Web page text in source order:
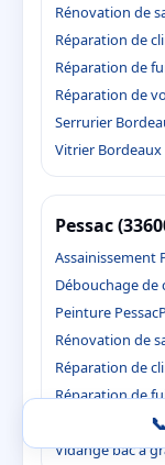
Rénovation de
Réparation de
Réparation de
Réparation de
Serrurier
Vitrier Bordeaux
Pessac
Assainissement
Débouchage de
Peinture Pessac
Rénovation de
Réparation de
Réparation de
Réparation de
Vidange bac à
📞